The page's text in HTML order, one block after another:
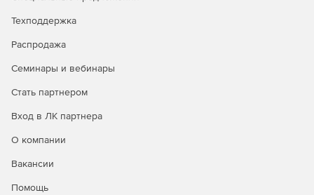
Техподдержка
Распродажа
Семинары и вебинары
Стать партнером
Вход в ЛК партнера
О компании
Вакансии
Помощь